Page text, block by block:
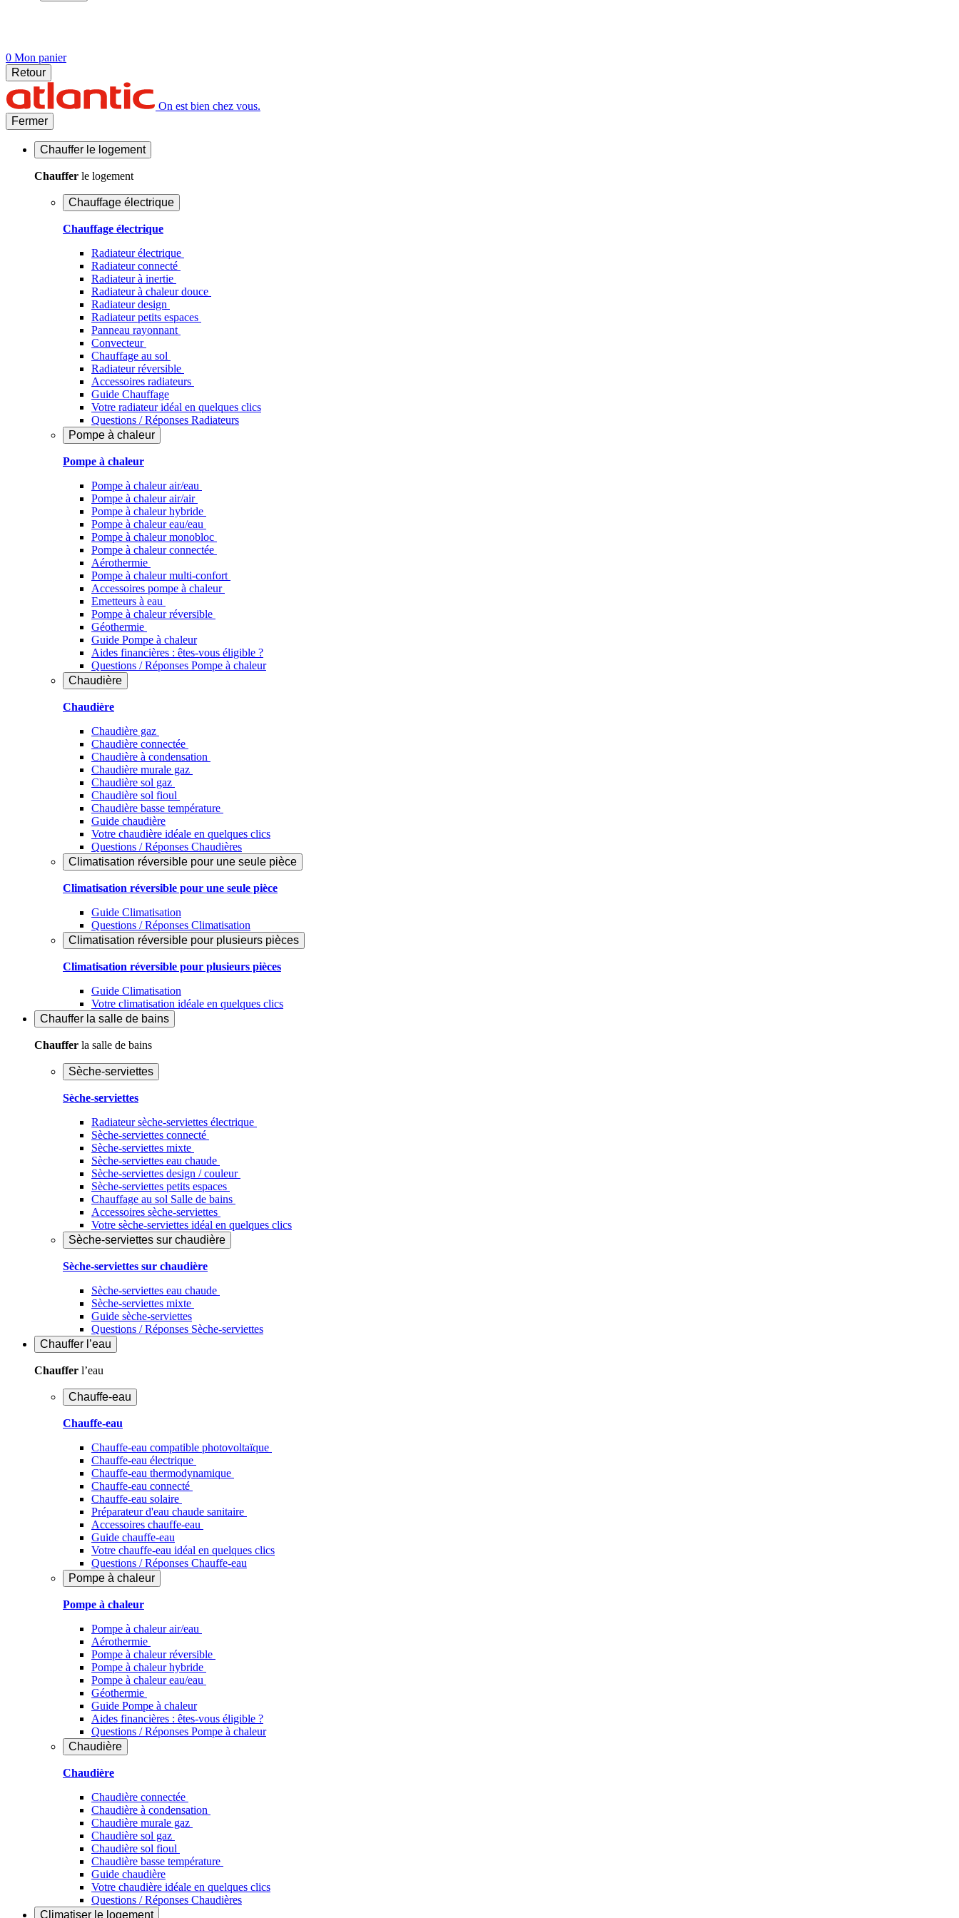
0 Mon panier
Retour
On est bien chez vous.
Fermer
Chauffer le logement
Chauffer le logement
Chauffage électrique
Chauffage électrique
Radiateur électrique
Radiateur connecté
Radiateur à inertie
Radiateur à chaleur douce
Radiateur design
Radiateur petits espaces
Panneau rayonnant
Convecteur
Chauffage au sol
Radiateur réversible
Accessoires radiateurs
Guide Chauffage
Votre radiateur idéal en quelques clics
Questions / Réponses Radiateurs
Pompe à chaleur
Pompe à chaleur
Pompe à chaleur air/eau
Pompe à chaleur air/air
Pompe à chaleur hybride
Pompe à chaleur​ eau/eau
Pompe à chaleur monobloc
Pompe à chaleur connectée
Aérothermie
Pompe à chaleur multi-confort
Accessoires pompe à chaleur
Emetteurs à eau
Pompe à chaleur réversible
Géothermie
Guide Pompe à chaleur
Aides financières : êtes-vous éligible ?
Questions / Réponses Pompe à chaleur
Chaudière
Chaudière
Chaudière gaz
Chaudière connectée
Chaudière à condensation
Chaudière murale gaz
Chaudière sol gaz
Chaudière sol fioul
Chaudière basse température
Guide chaudière
Votre chaudière idéale en quelques clics
Questions / Réponses Chaudières
Climatisation réversible pour une seule pièce
Climatisation réversible pour une seule pièce
Guide Climatisation
Questions / Réponses Climatisation
Climatisation réversible pour plusieurs pièces
Climatisation réversible pour plusieurs pièces
Guide Climatisation
Votre climatisation idéale en quelques clics
Chauffer la salle de bains
Chauffer la salle de bains
Sèche-serviettes
Sèche-serviettes
Radiateur sèche-serviettes électrique
Sèche-serviettes connecté
Sèche-serviettes mixte
Sèche-serviettes eau chaude
Sèche-serviettes design / couleur
Sèche-serviettes petits espaces
Chauffage au sol Salle de bains
Accessoires sèche-serviettes
Votre sèche-serviettes idéal en quelques clics
Sèche-serviettes sur chaudière
Sèche-serviettes sur chaudière
Sèche-serviettes eau chaude
Sèche-serviettes mixte
Guide sèche-serviettes
Questions / Réponses Sèche-serviettes
Chauffer l’eau
Chauffer l’eau
Chauffe-eau
Chauffe-eau
Chauffe-eau compatible photovoltaïque
Chauffe-eau électrique
Chauffe-eau thermodynamique
Chauffe-eau connecté
Chauffe-eau solaire
Préparateur d'eau chaude sanitaire
Accessoires chauffe-eau
Guide chauffe-eau
Votre chauffe-eau idéal en quelques clics
Questions / Réponses Chauffe-eau
Pompe à chaleur
Pompe à chaleur
Pompe à chaleur air/eau
Aérothermie
Pompe à chaleur réversible
Pompe à chaleur hybride
Pompe à chaleur​ eau/eau
Géothermie
Guide Pompe à chaleur
Aides financières : êtes-vous éligible ?
Questions / Réponses Pompe à chaleur
Chaudière
Chaudière
Chaudière connectée
Chaudière à condensation
Chaudière murale gaz
Chaudière sol gaz
Chaudière sol fioul
Chaudière basse température
Guide chaudière
Votre chaudière idéale en quelques clics
Questions / Réponses Chaudières
Climatiser le logement